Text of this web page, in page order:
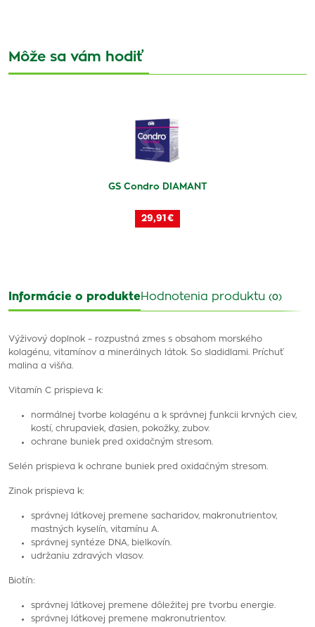
Môže sa vám hodiť
GS Condro DIAMANT
29,91 €
Informácie o produkteHodnotenia produktu (0)
Výživový doplnok – rozpustná zmes s obsahom morského
kolagénu, vitamínov a minerálnych látok. So sladidlami. Príchuť
malina a višňa.
Vitamín C prispieva k:
normálnej tvorbe kolagénu a k správnej funkcii krvných ciev,
kostí, chrupaviek, ďasien, pokožky, zubov.
ochrane buniek pred oxidačným stresom.
Selén prispieva k ochrane buniek pred oxidačným stresom.
Zinok prispieva k:
správnej látkovej premene sacharidov, makronutrientov,
mastných kyselín, vitamínu A.
správnej syntéze DNA, bielkovín.
udržaniu zdravých vlasov.
Biotín:
správnej látkovej premene dôležitej pre tvorbu energie.
správnej látkovej premene makronutrientov.